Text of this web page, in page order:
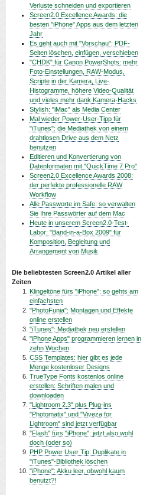
Verluste schneiden und exportieren
Screen2.0 Excellence Awards: die
besten "iPhone" Apps aus dem letzten
Jahr
Es geht auch mit "Vorschau": PDF-
Seiten löschen, einfügen, verschieben
"CHDK" für Canon PowerShots: mehr
Foto-Einstellungen, RAW-Modus,
Scripte in der Kamera, Live-
Histogramme, höhere Video-Qualität
und vieles mehr dank Kamera-Hacks
Stylish: "iMac" als Media Center
Mal wieder Power-User-Tipp für
"iTunes": die Mediathek von einem
drahtlosen Drive aus dem Netz
benutzen
Editieren und Konvertierung von
Datenformaten mit "QuickTime 7 Pro"
Screen2.0 Excellence Awards 2008:
der perfekte professionelle RAW
Workflow
Alle Passworte im Safe: so verwalten
Sie Ihre Passwörter auf dem Mac
Heute in unserem Screen2.0-Test-
Labor: "Band-in-a-Box 2009" für
Komposition, Begleitung und
Arrangement von Musik
Die beliebtesten Screen2.0 Artikel aller
Zeiten
Klingeltöne fürs "iPhone": so gehts am
einfachsten
"PhotoFunia": Montagen und Effekte
online erstellen
"iTunes": Mediathek neu erstellen
"iPhone Apps" programmieren lernen in
zehn Wochen
CSS Templates: hier gibt es jede
Menge kostenloser Designs
TrueType Fonts kostenlos online
erstellen: Schriften malen und
downloaden
"Lightroom 2.3" plus Plug-ins
"Photomatix" und "Viveza for
Lightroom" sind jetzt verfügbar
"Flash" fürs "iPhone": jetzt also wohl
doch (oder so)
PHP Power User Tip: Duplikate in
"iTunes"-Bibliothek löschen
"iPhone": Akku leer, obwohl kaum
benutzt?!